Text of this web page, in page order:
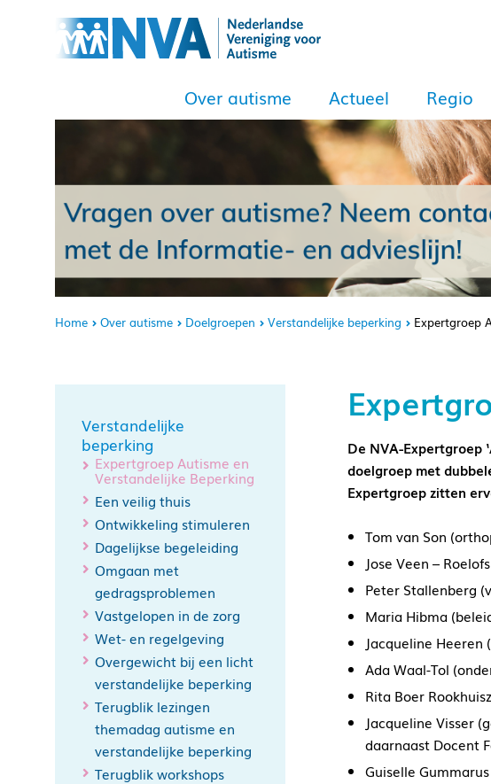
Over autisme Actueel Regio
Home Over autisme Doelgroepen Verstandelijke beperking Expertgroep
Verstandelijke
beperking
Expertgroep Autisme en
Verstandelijke Beperking
Een veilig thuis
Ontwikkeling stimuleren
Dagelijkse begeleiding
Omgaan met
gedragsproblemen
Vastgelopen in de zorg
Wet- en regelgeving
Overgewicht bij een licht
verstandelijke beperking
Terugblik lezingen
themadag autisme en
verstandelijke beperking
Terugblik workshops
De NVA-Expertgroep
doelgroep met
Expertgroep zitten
Tom van Son
Jose Veen –
Peter Stallenberg
Maria Hibma
Jacqueline Heeren
Ada Waal-Tol
Rita Boer
Jacqueline Visser
daarnaast Docent
Guiselle